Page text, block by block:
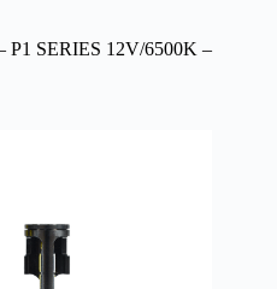
SERIES 12V/6500K –